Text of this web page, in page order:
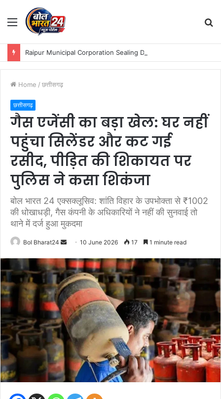
Menu
Home / छत्तीसगढ़
छत्तीसगढ़
गैस एजेंसी का बड़ा खेल: घर नहीं
पहुंचा सिलेंडर और कट गई
रसीद, पीड़ित की शिकायत पर
पुलिस ने कसा शिकंजा
बोल भारत 24 एक्सक्लूसिव: शांति विहार के उपभोक्ता से ₹1002
की धोखाधड़ी, गैस कंपनी के अधिकारियों ने नहीं की सुनवाई तो
थाने में दर्ज हुआ मुकदमा
Bol Bharat24
Send
email
10 June 2026 17 1 minute read